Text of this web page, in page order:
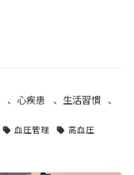
、心疾患 、 生活習慣
、
血圧管理 高血圧